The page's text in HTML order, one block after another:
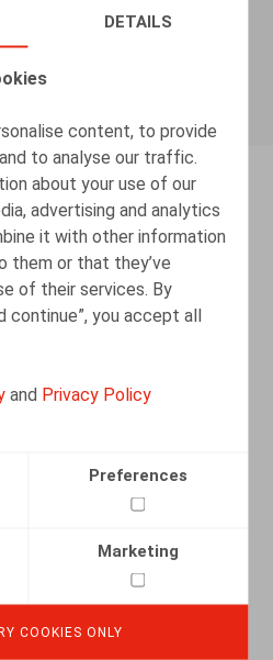
DETAILS
content, to provide
to analyse our traffic.
about your use of our
advertising and analytics
it with other information
them or that they’ve
of their services. By
continue”, you accept all
and Privacy Policy
Preferences
Marketing
COOKIES ONLY
en het gerechtelijk
een
B., Oriëntatie 11/2002